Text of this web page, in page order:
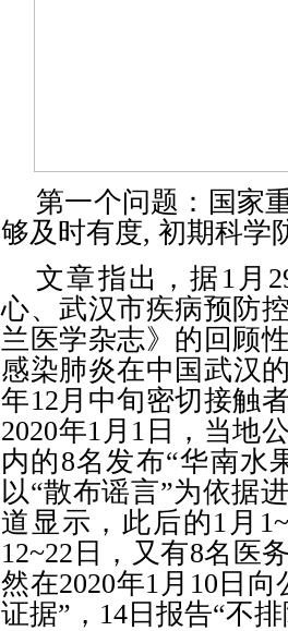
第一个问题：国家
够及时有度, 初期科学
文章指出，据 1月
心、武汉市疾病预防
兰医学杂志》的回顾
感染肺炎在中国武汉
年12月中旬密切接触
2020年1月1日，当地
内的8名发布“华南水
以“散布谣言”为依据
道显示，此后的1月
12~22日，又有8名医
然在2020年1月10日
证据”，14日报告“不